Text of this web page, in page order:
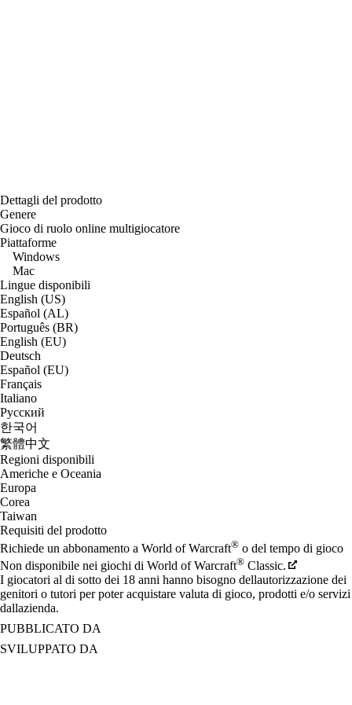
Dettagli del prodotto
Genere
Gioco di ruolo online multigiocatore
Piattaforme
Windows
Mac
Lingue disponibili
English (US)
Español (AL)
Português (BR)
English (EU)
Deutsch
Español (EU)
Français
Italiano
Русский
한국어
繁體中文
Regioni disponibili
Americhe e Oceania
Europa
Corea
Taiwan
Requisiti del prodotto
Richiede un abbonamento a World of Warcraft® o del tempo di gioco
Non disponibile nei giochi di World of Warcraft® Classic.
I giocatori al di sotto dei 18 anni hanno bisogno dellautorizzazione dei
genitori o tutori per poter acquistare valuta di gioco, prodotti e/o servizi
dallazienda.
PUBBLICATO DA
SVILUPPATO DA